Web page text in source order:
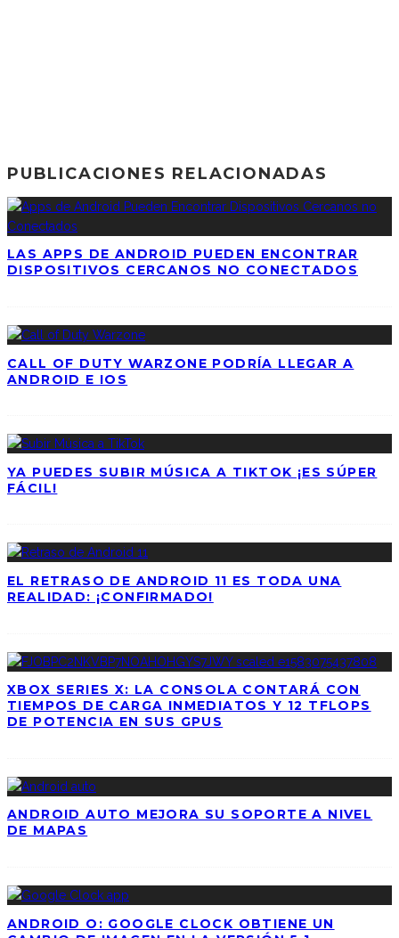
PUBLICACIONES RELACIONADAS
LAS APPS DE ANDROID PUEDEN ENCONTRAR
DISPOSITIVOS CERCANOS NO CONECTADOS
CALL OF DUTY WARZONE PODRÍA LLEGAR A
ANDROID E IOS
YA PUEDES SUBIR MÚSICA A TIKTOK ¡ES SÚPER
FÁCIL!
EL RETRASO DE ANDROID 11 ES TODA UNA
REALIDAD: ¡CONFIRMADO!
XBOX SERIES X: LA CONSOLA CONTARÁ CON
TIEMPOS DE CARGA INMEDIATOS Y 12 TFLOPS
DE POTENCIA EN SUS GPUS
ANDROID AUTO MEJORA SU SOPORTE A NIVEL
DE MAPAS
ANDROID O: GOOGLE CLOCK OBTIENE UN